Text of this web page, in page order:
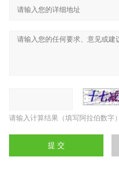
请输入计算结果（填写阿拉伯数字